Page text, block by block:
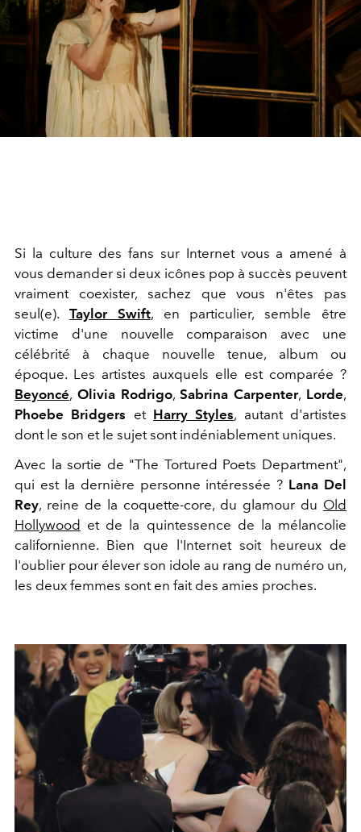
Si la culture des fans sur Internet vous a amené à
vous demander si deux icônes pop à succès peuvent
vraiment coexister, sachez que vous n'êtes pas
seul(e). Taylor Swift, en particulier, semble être
victime d'une nouvelle comparaison avec une
célébrité à chaque nouvelle tenue, album ou
époque. Les artistes auxquels elle est comparée ?
Beyoncé, Olivia Rodrigo,Sabrina Carpenter, Lorde,
Phoebe Bridgers et Harry Styles, autant d'artistes
dont le son et le sujet sont indéniablement uniques.
Avec la sortie de "The Tortured Poets Department",
qui est la dernière personne intéressée ? Lana Del
Rey, reine de la coquette-core, du glamour du Old
Hollywood et de la quintessence de la mélancolie
californienne. Bien que l'Internet soit heureux de
l'oublier pour élever son idole au rang de numéro un,
les deux femmes sont en fait des amies proches.